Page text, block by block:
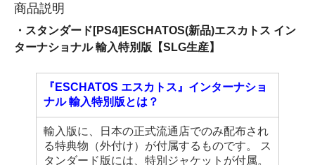
商品説明
・スタンダード[PS4]ESCHATOS(新品)エスカトス イン
ターナショナル 輸入特別版【SLG生産】
『ESCHATOS エスカトス』インターナショ
ナル 輸入特別版とは？
輸入版に、日本の正式流通店でのみ配布され
る特典物（外付け）が付属するものです。 ス
タンダード版には、特別ジャケットが付属。